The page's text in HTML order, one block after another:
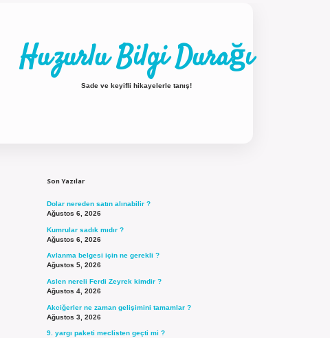
Huzurlu Bilgi Durağı
Sade ve keyifli hikayelerle tanış!
Son Yazılar
Dolar nereden satın alınabilir ?
Ağustos 6, 2026
Kumrular sadık mıdır ?
Ağustos 6, 2026
Avlanma belgesi için ne gerekli ?
Ağustos 5, 2026
Aslen nereli Ferdi Zeyrek kimdir ?
Ağustos 4, 2026
Akciğerler ne zaman gelişimini tamamlar ?
Ağustos 3, 2026
9. yargı paketi meclisten geçti mi ?